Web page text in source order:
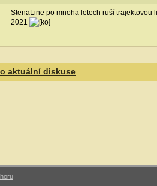
StenaLine po mnoha letech ruší trajektovou
2021
aktuální diskuse